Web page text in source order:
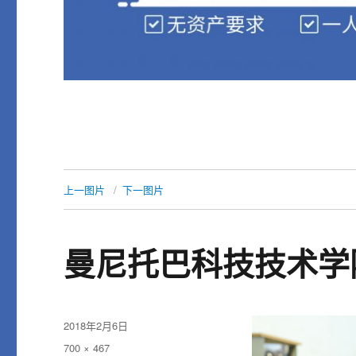
上一图片 下一图片
曼尼托巴科技技术
发
布
2018年2月6日
原
700 × 467